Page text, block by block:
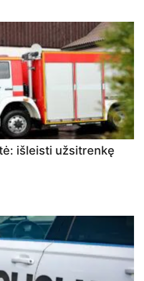
išleisti užsitrenkę